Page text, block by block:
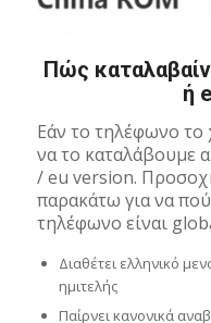
Πώς
ή
Εάν το τηλέφωνο
να το καταλάβουμε
/ eu version.
παρακάτω για να
τηλέφωνο είναι
Διαθέτει ελληνικό
ημιτελής
Παίρνει κανονικά